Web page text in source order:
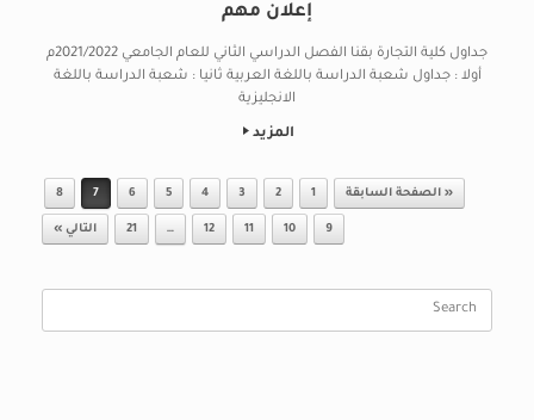
إعلان مهم
جداول كلية التجارة بقنا الفصل الدراسي الثاني للعام الجامعي 2021/2022م
أولا : جداول شعبة الدراسة باللغة العربية ثانيا : شعبة الدراسة باللغة
الانجليزية
المزيد
Post navigation
« الصفحة السابقة 1
2
3
4
5
6
7
8
9
10
11
12
…
21 التالي »